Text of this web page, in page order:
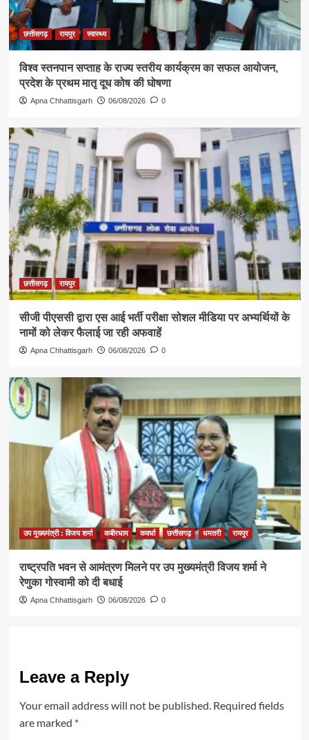
छत्तीसगढ़ रायपुर स्वास्थ्य
विश्व स्तनपान सप्ताह के राज्य स्तरीय कार्यक्रम का सफल आयोजन,
प्रदेश के प्रथम मातृ दूध कोष की घोषणा
Apna Chhattisgarh 06/08/2026 0
छत्तीसगढ़ रायपुर
सीजी पीएससी द्वारा एस आई भर्ती परीक्षा सोशल मीडिया पर अभ्यर्थियों के
नामों को लेकर फैलाई जा रही अफवाहें
Apna Chhattisgarh 06/08/2026 0
उप मुख्यमंत्री : विजय शर्मा कबीरधाम कवर्धा छत्तीसगढ़ धमतरी रायपुर
राष्ट्रपति भवन से आमंत्रण मिलने पर उप मुख्यमंत्री विजय शर्मा ने
रेणुका गोस्वामी को दी बधाई
Apna Chhattisgarh 06/08/2026 0
Leave a Reply
Your email address will not be published. Required fields
are marked *